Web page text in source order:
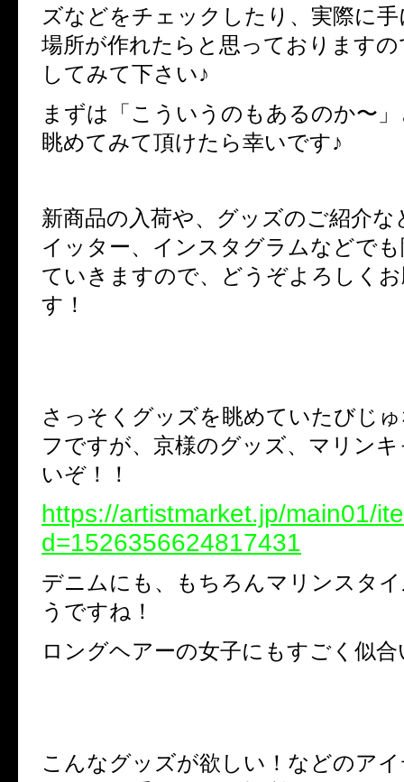
ズなどをチェックしたり、実際に
場所が作れたらと思っております
してみて下さい♪
まずは「こういうのもあるのか〜
眺めてみて頂けたら幸いです♪
新商品の入荷や、グッズのご紹介な
イッター、インスタグラムなどで
ていきますので、どうぞよろしく
す！
さっそくグッズを眺めていたびじ
フですが、京様のグッズ、マリン
いぞ！！
https://artistmarket.jp/main01/
d=1526356624817431
デニムにも、もちろんマリンスタ
うですね！
ロングヘアーの女子にもすごく似
こんなグッズが欲しい！などのア